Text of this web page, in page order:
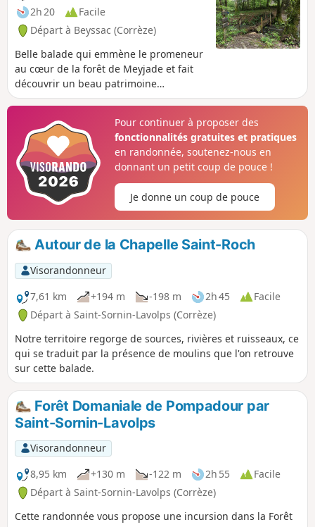
2h 20
Facile
Départ à Beyssac (Corrèze)
Belle balade qui emmène le promeneur
au cœur de la forêt de Meyjade et fait
découvrir un beau patrimoine
historique.
Pour continuer à proposer des
fonctionnalités gratuites et pratiques
en randonnée, soutenez-nous en
donnant un petit coup de pouce !
Je donne un coup de pouce
Autour de la Chapelle Saint-Roch
Visorandonneur
7,61 km
+194 m -198 m 2h 45
Facile
Départ à Saint-Sornin-Lavolps (Corrèze)
Notre territoire regorge de sources, rivières et ruisseaux, ce
qui se traduit par la présence de moulins que l'on retrouve
sur cette balade.
Forêt Domaniale de Pompadour par
Saint-Sornin-Lavolps
Visorandonneur
8,95 km
+130 m -122 m 2h 55
Facile
Départ à Saint-Sornin-Lavolps (Corrèze)
Cette randonnée vous propose une incursion dans la Forêt